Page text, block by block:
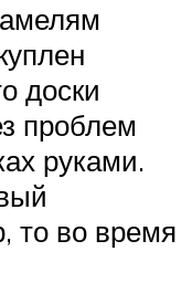
доски
проблем
руками.
то во время